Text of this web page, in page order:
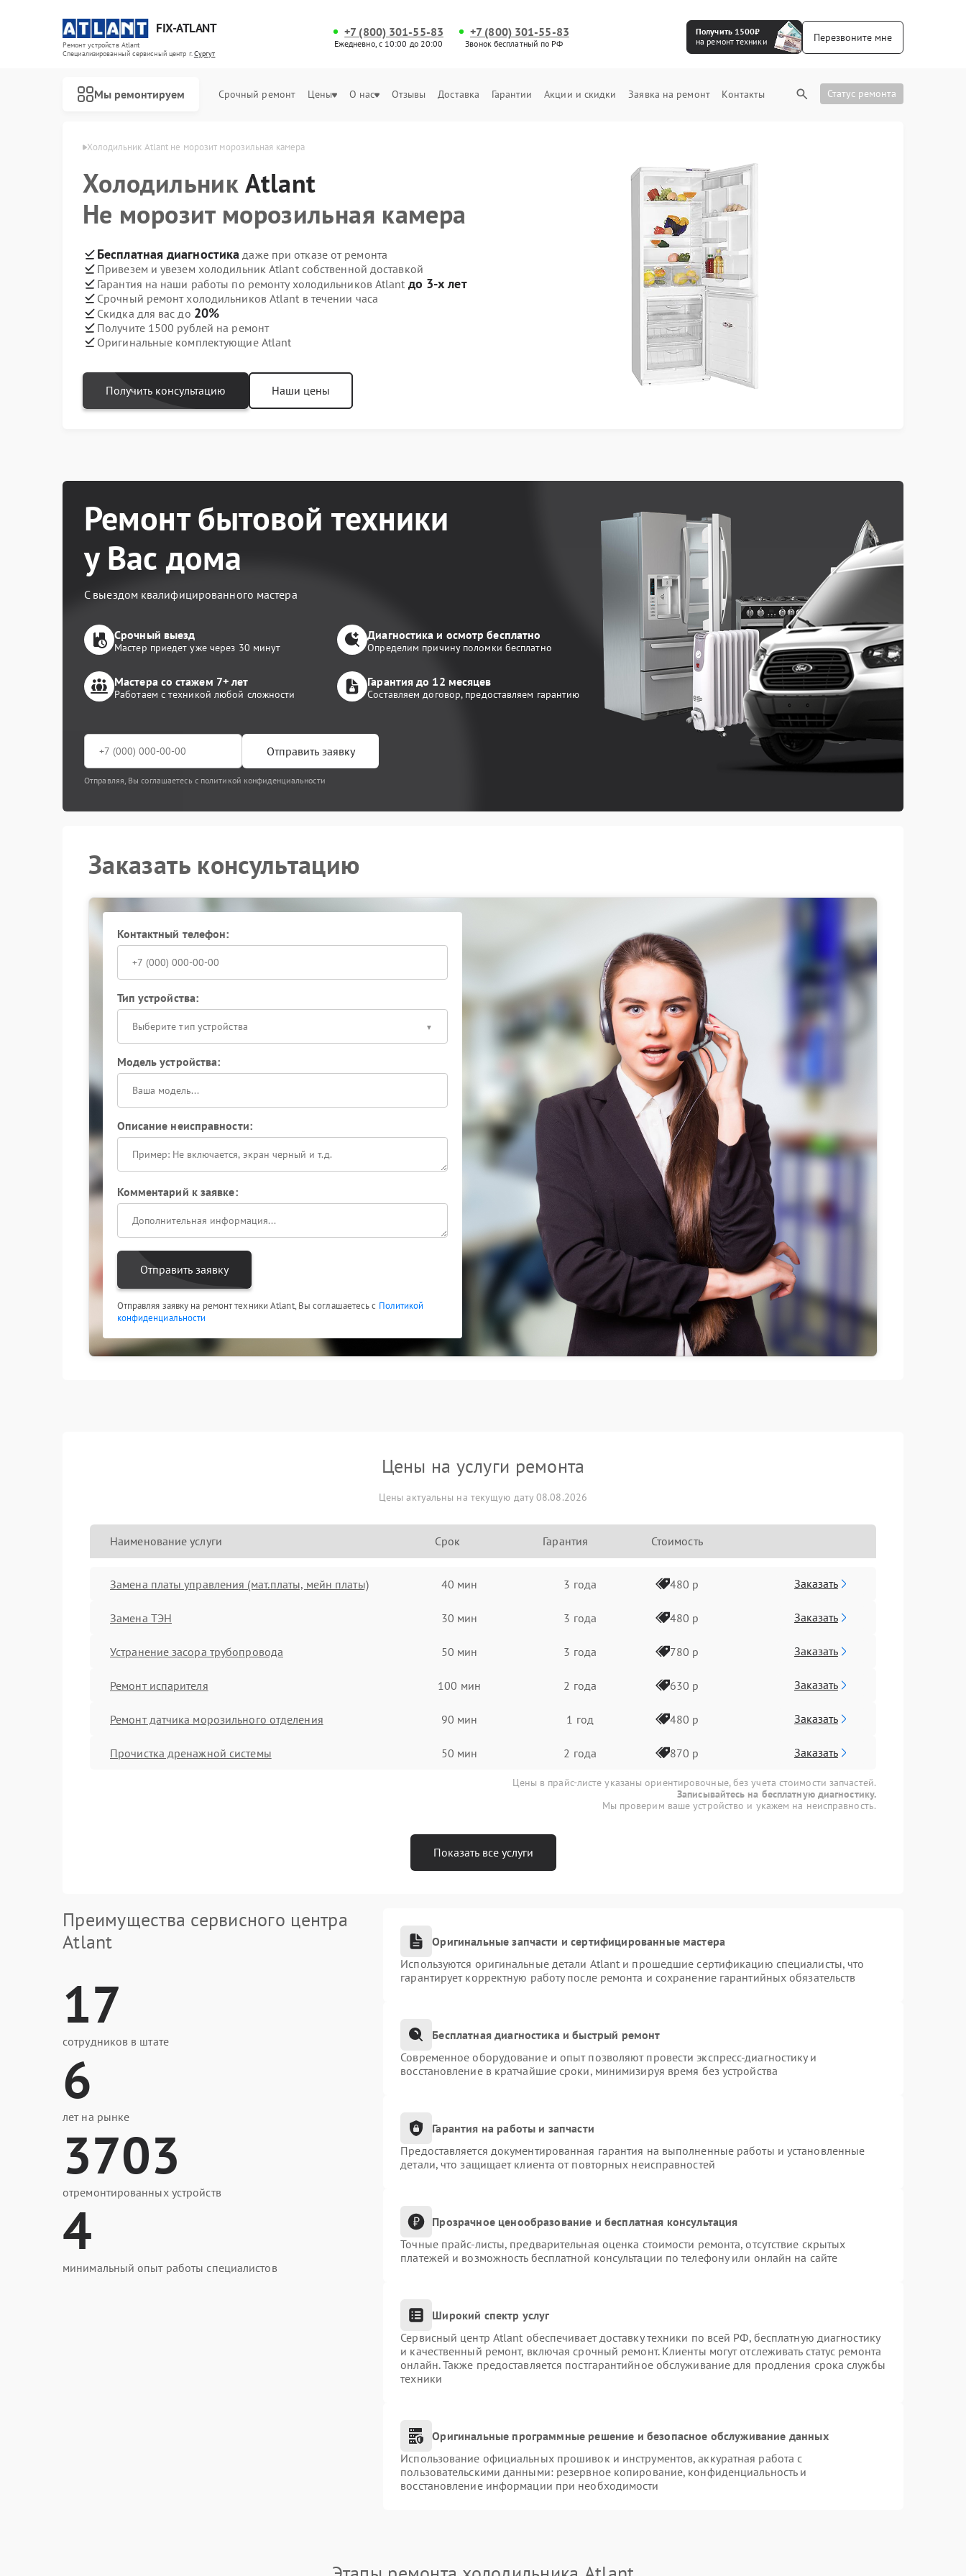
FIX-ATLANT
Ремонт устройств Atlant
Специализированный cервисный центр г.Сургут
+7 (800) 301-55-83
Ежедневно, с 10:00 до 20:00
+7 (800) 301-55-83
Звонок бесплатный по РФ
Получить 1500₽
на ремонт техники
Перезвоните мне
Мы ремонтируем Срочный ремонт Цены О нас Отзывы Доставка Гарантии Акции и скидки Заявка на ремонт Контакты Статус ремонта
Atlant в Сургуте Холодильник Atlant не морозит морозильная камера
ХолодильникAtlant
Не морозит морозильная камера
Бесплатная диагностика даже при отказе от ремонта
Привезем и увезем холодильник Atlant собственной доставкой
Гарантия на наши работы по ремонту холодильников Atlant до 3-х лет
Срочный ремонт холодильников Atlant в течении часа
Скидка для вас до 20%
Получите 1500 рублей на ремонт
Оригинальные комплектующие Atlant
Получить консультацию Наши цены
Ремонт бытовой техники
у Вас дома
С выездом квалифицированного мастера
Срочный выезд
Мастер приедет уже через 30 минут
Диагностика и осмотр бесплатно
Определим причину поломки бесплатно
Мастера со стажем 7+ лет
Работаем с техникой любой сложности
Гарантия до 12 месяцев
Составляем договор, предоставляем гарантию
Отправить заявку
Отправляя, Вы соглашаетесь с политикой конфиденциальности
Заказать консультацию
Контактный телефон:
Тип устройства:
Выберите тип устройства
Модель устройства:
Описание неисправности:
Комментарий к заявке:
Отправить заявку
Отправляя заявку на ремонт техники Atlant, Вы соглашаетесь с Политикой
конфиденциальности
Цены на услуги ремонта
Цены актуальны на текущую дату 08.08.2026
Наименование услуги Срок Гарантия Стоимость
Замена платы управления (мат.платы, мейн платы) 40 мин 3 года 480 р Заказать
Замена ТЭН 30 мин 3 года 480 р Заказать
Устранение засора трубопровода 50 мин 3 года 780 р Заказать
Ремонт испарителя 100 мин 2 года 630 р Заказать
Ремонт датчика морозильного отделения 90 мин 1 год 480 р Заказать
Прочистка дренажной системы 50 мин 2 года 870 р Заказать
Цены в прайс-листе указаны ориентировочные, без учета стоимости запчастей.
Записывайтесь на бесплатную диагностику.
Мы проверим ваше устройство и укажем на неисправность.
Показать все услуги
Преимущества сервисного центра
Atlant
17
сотрудников в штате
6
лет на рынке
3703
отремонтированных устройств
4
минимальный опыт работы специалистов
Оригинальные запчасти и сертифицированные мастера
Используются оригинальные детали Atlant и прошедшие сертификацию специалисты, что
гарантирует корректную работу после ремонта и сохранение гарантийных обязательств
Бесплатная диагностика и быстрый ремонт
Современное оборудование и опыт позволяют провести экспресс-диагностику и
восстановление в кратчайшие сроки, минимизируя время без устройства
Гарантия на работы и запчасти
Предоставляется документированная гарантия на выполненные работы и установленные
детали, что защищает клиента от повторных неисправностей
Прозрачное ценообразование и бесплатная консультация
Точные прайс-листы, предварительная оценка стоимости ремонта, отсутствие скрытых
платежей и возможность бесплатной консультации по телефону или онлайн на сайте
Широкий спектр услуг
Сервисный центр Atlant обеспечивает доставку техники по всей РФ, бесплатную диагностику
и качественный ремонт, включая срочный ремонт. Клиенты могут отслеживать статус ремонта
онлайн. Также предоставляется постгарантийное обслуживание для продления срока службы
техники
Оригинальные программные решение и безопасное обслуживание данных
Использование официальных прошивок и инструментов, аккуратная работа с
пользовательскими данными: резервное копирование, конфиденциальность и
восстановление информации при необходимости